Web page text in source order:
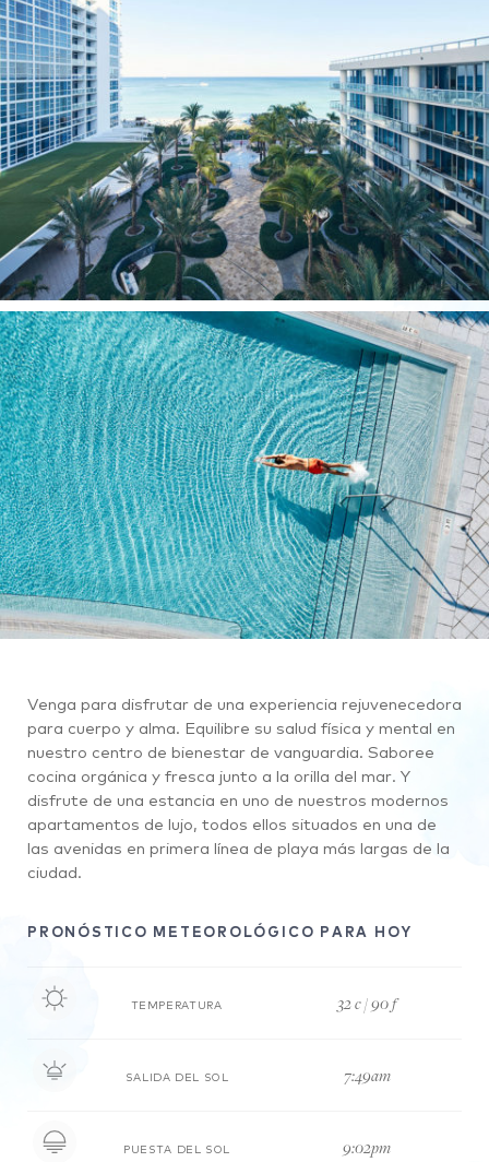
Venga para disfrutar de una experiencia rejuvenecedora
para cuerpo y alma. Equilibre su salud física y mental en
nuestro centro de bienestar de vanguardia. Saboree
cocina orgánica y fresca junto a la orilla del mar. Y
disfrute de una estancia en uno de nuestros modernos
apartamentos de lujo, todos ellos situados en una de
las avenidas en primera línea de playa más largas de la
ciudad.
PRONÓSTICO METEOROLÓGICO PARA HOY
TEMPERATURA 32 c / 90 f
SALIDA DEL SOL 7:49am
PUESTA DEL SOL 9:02pm